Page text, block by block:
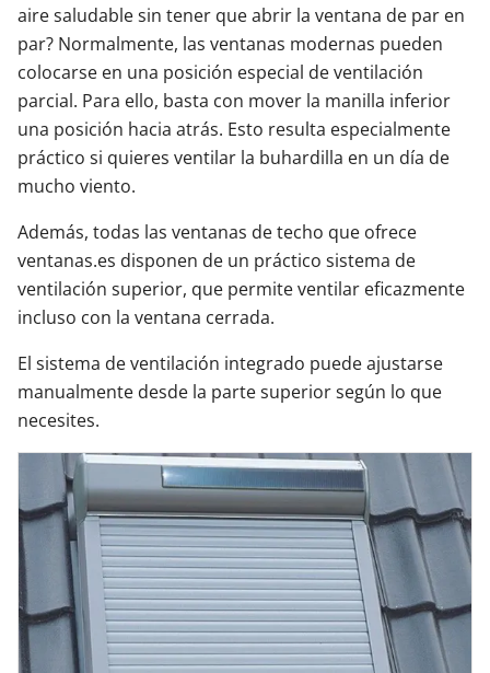
aire saludable sin tener que abrir la ventana de par en
par? Normalmente, las ventanas modernas pueden
colocarse en una posición especial de ventilación
parcial. Para ello, basta con mover la manilla inferior
una posición hacia atrás. Esto resulta especialmente
práctico si quieres ventilar la buhardilla en un día de
mucho viento.
Además, todas las ventanas de techo que ofrece
ventanas.es disponen de un práctico sistema de
ventilación superior, que permite ventilar eficazmente
incluso con la ventana cerrada.
El sistema de ventilación integrado puede ajustarse
manualmente desde la parte superior según lo que
necesites.